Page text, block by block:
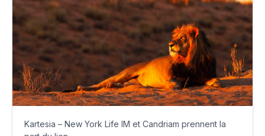
Kartesia – New York Life IM et Candriam prennent la